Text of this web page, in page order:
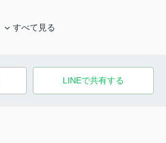
すべて見る
LINEで共有する